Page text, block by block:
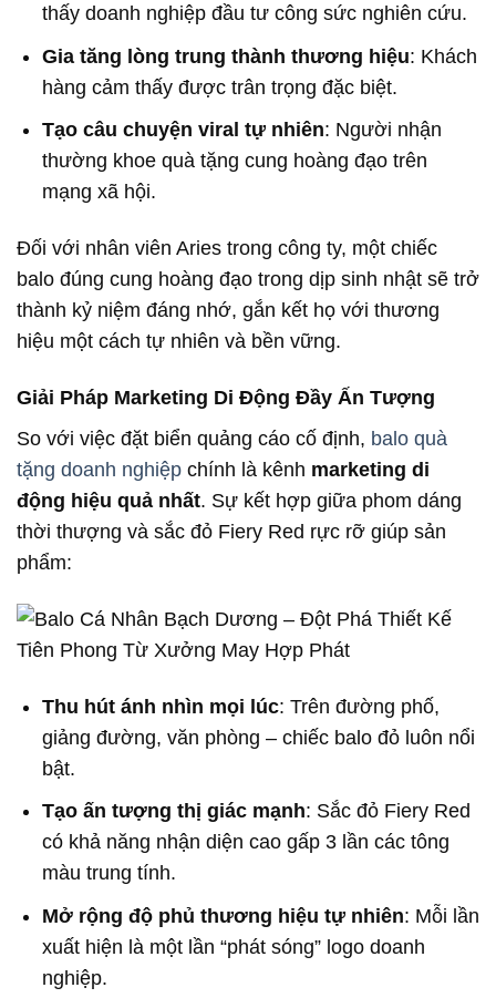
thấy doanh nghiệp đầu tư công sức nghiên cứu.
Gia tăng lòng trung thành thương hiệu: Khách
hàng cảm thấy được trân trọng đặc biệt.
Tạo câu chuyện viral tự nhiên: Người nhận
thường khoe quà tặng cung hoàng đạo trên
mạng xã hội.
Đối với nhân viên Aries trong công ty, một chiếc
balo đúng cung hoàng đạo trong dịp sinh nhật sẽ trở
thành kỷ niệm đáng nhớ, gắn kết họ với thương
hiệu một cách tự nhiên và bền vững.
Giải Pháp Marketing Di Động Đầy Ấn Tượng
So với việc đặt biển quảng cáo cố định, balo quà
tặng doanh nghiệp chính là kênh marketing di
động hiệu quả nhất. Sự kết hợp giữa phom dáng
thời thượng và sắc đỏ Fiery Red rực rỡ giúp sản
phẩm:
Thu hút ánh nhìn mọi lúc: Trên đường phố,
giảng đường, văn phòng – chiếc balo đỏ luôn nổi
bật.
Tạo ấn tượng thị giác mạnh: Sắc đỏ Fiery Red
có khả năng nhận diện cao gấp 3 lần các tông
màu trung tính.
Mở rộng độ phủ thương hiệu tự nhiên: Mỗi lần
xuất hiện là một lần “phát sóng” logo doanh
nghiệp.